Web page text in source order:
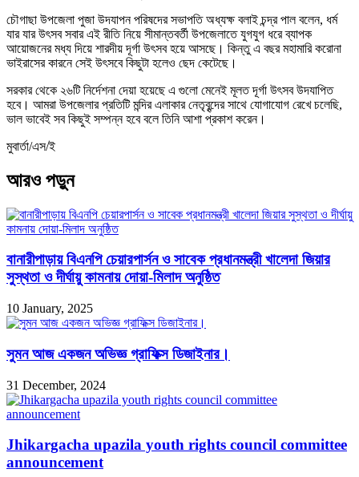
চৌগাছা উপজেলা পুজা উদযাপন পরিষদের সভাপতি অধ্যক্ষ বলাই চন্দ্র পাল বলেন, ধর্ম
যার যার উৎসব সবার এই রীতি নিয়ে সীমান্তবর্তী উপজেলাতে যুগযুগ ধরে ব্যাপক
আয়োজনের মধ্য দিয়ে শারদীয় দূর্গা উৎসব হয়ে আসছে। কিন্তু এ বছর মহামারি করোনা
ভাইরাসের কারনে সেই উৎসবে কিছুটা হলেও ছেদ কেটেছে।
সরকার থেকে ২৬টি নির্দেশনা দেয়া হয়েছে এ গুলো মেনেই মূলত দূর্গা উৎসব উদযাপিত
হবে। আমরা উপজেলার প্রতিটি মন্দির এলাকার নেতৃবৃন্দের সাথে যোগাযোগ রেখে চলেছি,
ভাল ভাবেই সব কিছুই সম্পন্ন হবে বলে তিনি আশা প্রকাশ করেন।
মুবার্তা/এস/ই
আরও পড়ুন
বানারীপাড়ায় বিএনপি চেয়ারপার্সন ও সাবেক প্রধানমন্ত্রী খালেদা জিয়ার
সুস্থতা ও দীর্ঘায়ু কামনায় দোয়া-মিলাদ অনুষ্ঠিত
10 January, 2025
সুমন আজ একজন অভিজ্ঞ গ্রাফিক্স ডিজাইনার।
31 December, 2024
Jhikargacha upazila youth rights council committee
announcement